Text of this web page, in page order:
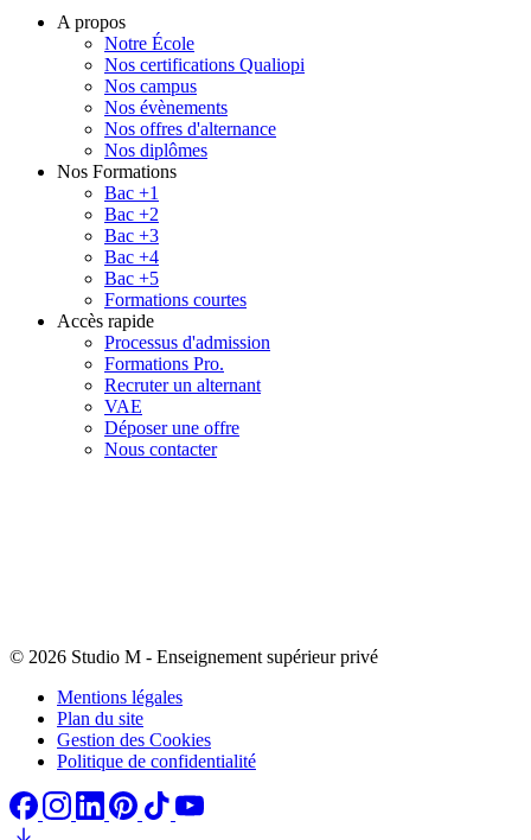
A propos
Notre École
Nos certifications Qualiopi
Nos campus
Nos évènements
Nos offres d'alternance
Nos diplômes
Nos Formations
Bac +1
Bac +2
Bac +3
Bac +4
Bac +5
Formations courtes
Accès rapide
Processus d'admission
Formations Pro.
Recruter un alternant
VAE
Déposer une offre
Nous contacter
© 2026 Studio M - Enseignement supérieur privé
Mentions légales
Plan du site
Gestion des Cookies
Politique de confidentialité